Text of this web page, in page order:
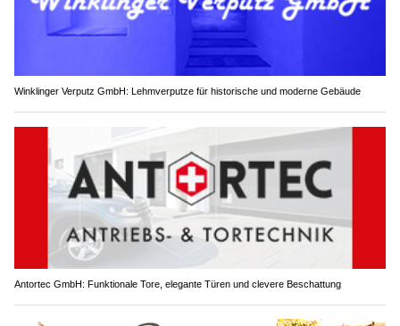
Winklinger Verputz GmbH: Lehmverputze für historische und moderne Gebäude
Antortec GmbH: Funktionale Tore, elegante Türen und clevere Beschattung